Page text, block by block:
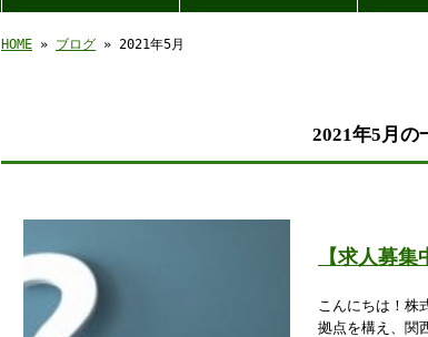
HOME » ブログ » 2021年5月
2021年5月の
【求人募
こんにちは！株
拠点を構え、関